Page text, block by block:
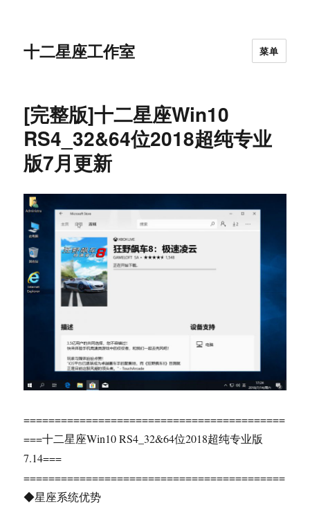
十二星座工作室 菜单
[完整版]十二星座Win10
RS4_32&64位2018超纯专业
版7月更新
==========================================
===十二星座Win10 RS4_32&64位2018超纯专业版
7.14===
==========================================
◆星座系统优势